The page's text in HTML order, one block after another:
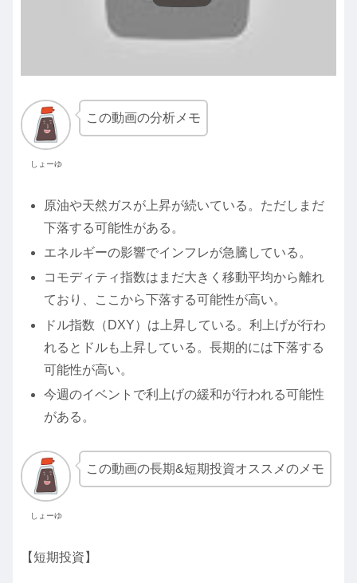
しょーゆ
この動画の分析メモ
原油や天然ガスが上昇が続いている。ただしまだ
下落する可能性がある。
エネルギーの影響でインフレが急騰している。
コモディティ指数はまだ大きく移動平均から離れ
ており、ここから下落する可能性が高い。
ドル指数（DXY）は上昇している。利上げが行わ
れるとドルも上昇している。長期的には下落する
可能性が高い。
今週のイベントで利上げの緩和が行われる可能性
がある。
しょーゆ
この動画の長期&短期投資オススメのメモ
【短期投資】